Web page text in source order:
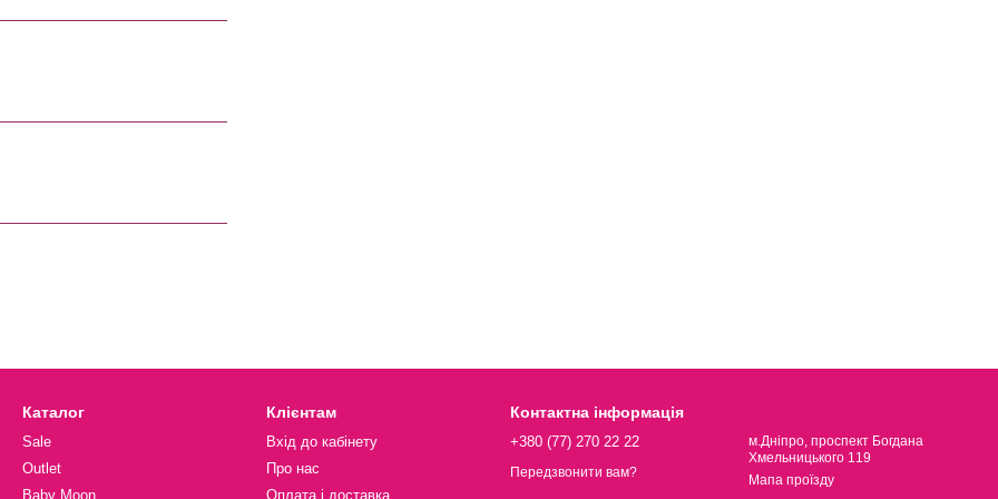
Каталог
Sale
Outlet
Baby Moon
Клієнтам
Вхід до кабінету
Про нас
Оплата і доставка
Контактна інформація
+380 (77) 270 22 22
Передзвонити вам?
м.Дніпро, проспект Богдана
Хмельницького 119
Мапа проїзду